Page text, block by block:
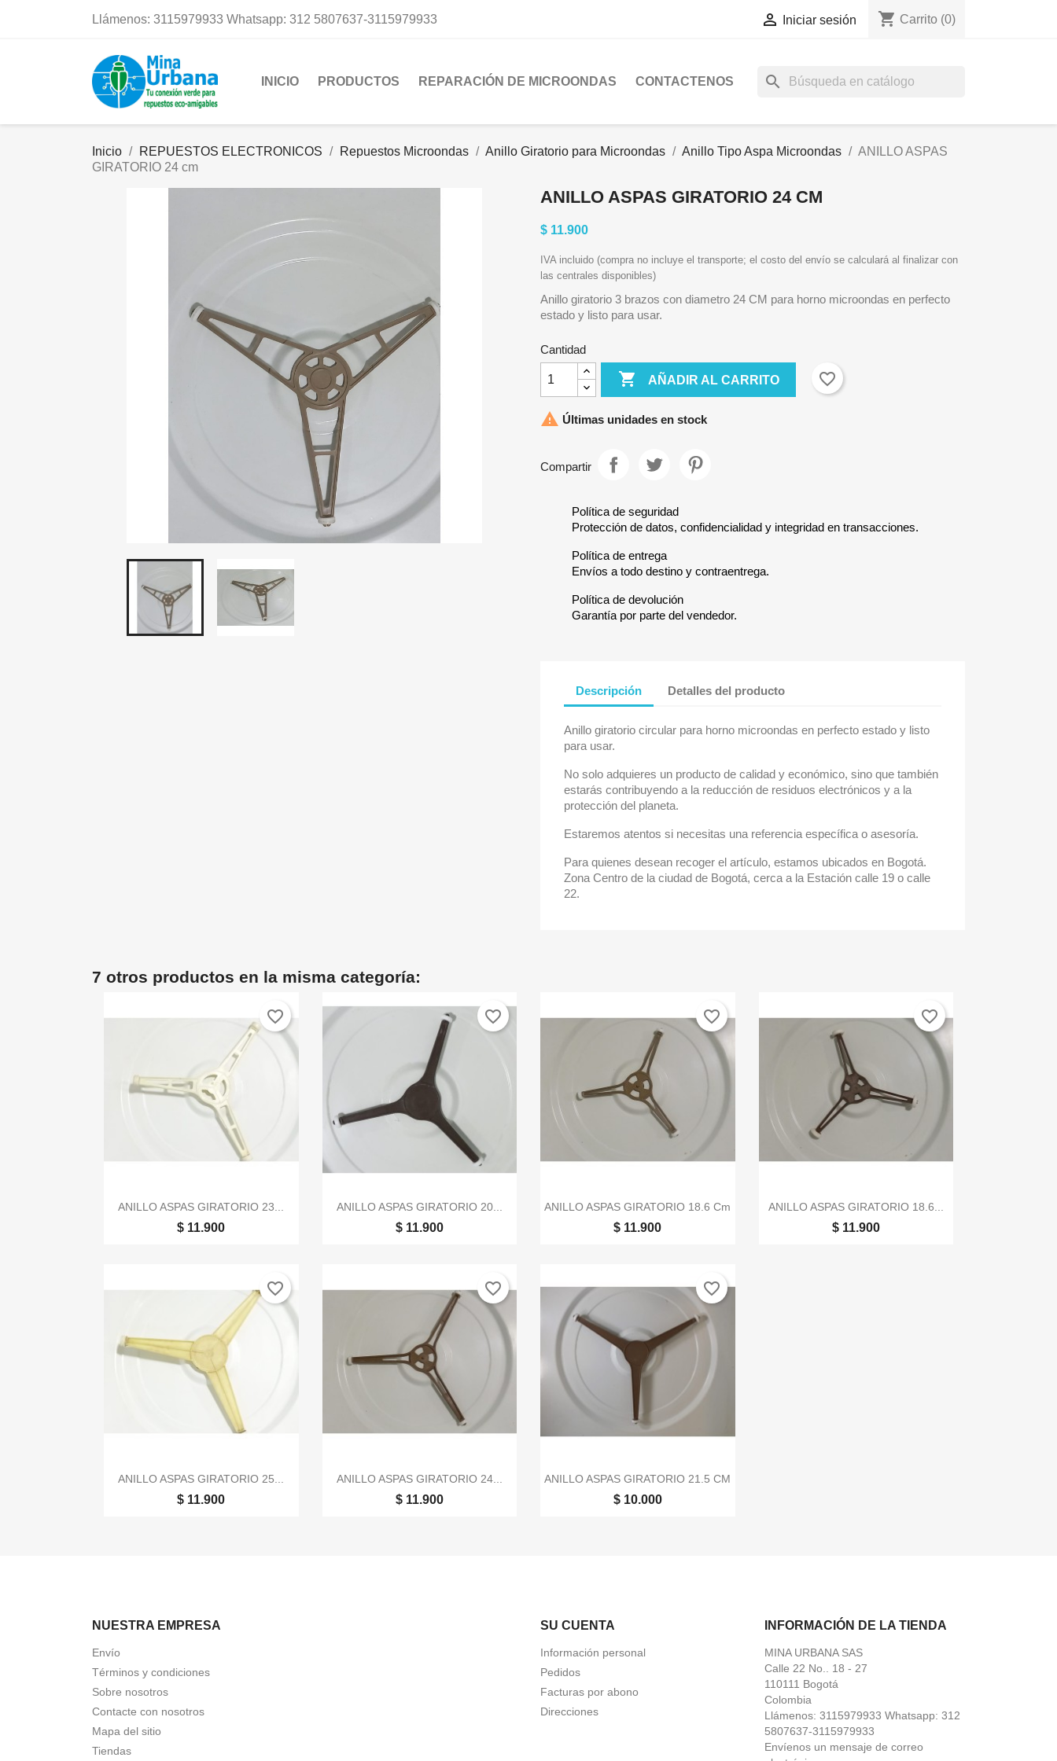
Llámenos: 3115979933 Whatsapp: 312 5807637-3115979933  Iniciar sesión shopping_cart Carrito (0)
INICIO PRODUCTOS REPARACIÓN DE MICROONDAS CONTACTENOS search
Inicio REPUESTOS ELECTRONICOS Repuestos Microondas Anillo Giratorio para Microondas Anillo Tipo Aspa Microondas
ANILLO ASPAS
GIRATORIO 24 cm
ANILLO ASPAS GIRATORIO 24 CM
$ 11.900
IVA incluido (compra no incluye el transporte; el costo del envío se calculará al finalizar con
las centrales disponibles)
Anillo giratorio 3 brazos con diametro 24 CM para horno microondas en perfecto
estado y listo para usar.
Cantidad
 AÑADIR AL CARRITO favorite_border
 Últimas unidades en stock
Compartir
Política de seguridad
Protección de datos, confidencialidad y integridad en transacciones.
Política de entrega
Envíos a todo destino y contraentrega.
Política de devolución
Garantía por parte del vendedor.
Descripción Detalles del producto
Anillo giratorio circular para horno microondas en perfecto estado y listo
para usar.
No solo adquieres un producto de calidad y económico, sino que también
estarás contribuyendo a la reducción de residuos electrónicos y a la
protección del planeta.
Estaremos atentos si necesitas una referencia específica o asesoría.
Para quienes desean recoger el artículo, estamos ubicados en Bogotá.
Zona Centro de la ciudad de Bogotá, cerca a la Estación calle 19 o calle
22.
7 otros productos en la misma categoría:
Vista rápida
ANILLO ASPAS GIRATORIO 23...
$ 11.900
favorite_border
Vista rápida
ANILLO ASPAS GIRATORIO 20...
$ 11.900
favorite_border
Vista rápida
ANILLO ASPAS GIRATORIO 18.6 Cm
$ 11.900
favorite_border
Vista rápida
ANILLO ASPAS GIRATORIO 18.6...
$ 11.900
favorite_border
Vista rápida
ANILLO ASPAS GIRATORIO 25...
$ 11.900
favorite_border
Vista rápida
ANILLO ASPAS GIRATORIO 24...
$ 11.900
favorite_border
Vista rápida
ANILLO ASPAS GIRATORIO 21.5 CM
$ 10.000
favorite_border
NUESTRA EMPRESA
Envío
Términos y condiciones
Sobre nosotros
Contacte con nosotros
Mapa del sitio
Tiendas
SU CUENTA
Información personal
Pedidos
Facturas por abono
Direcciones
INFORMACIÓN DE LA TIENDA
MINA URBANA SAS
Calle 22 No.. 18 - 27
110111 Bogotá
Colombia
Llámenos: 3115979933 Whatsapp: 312
5807637-3115979933
Envíenos un mensaje de correo